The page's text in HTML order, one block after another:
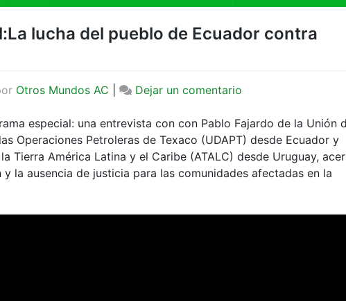
lucha del pueblo de Ecuador contra
Otros Mundos AC Dejar un comentario
especial:La
lucha
del
pueblo
especial: una entrevista con con Pablo Fajardo de la Unión
Operaciones Petroleras de Texaco (UDAPT) desde Ecuador y
Tierra América Latina y el Caribe (ATALC) desde Uruguay,
la ausencia de justicia para las comunidades afectadas en la